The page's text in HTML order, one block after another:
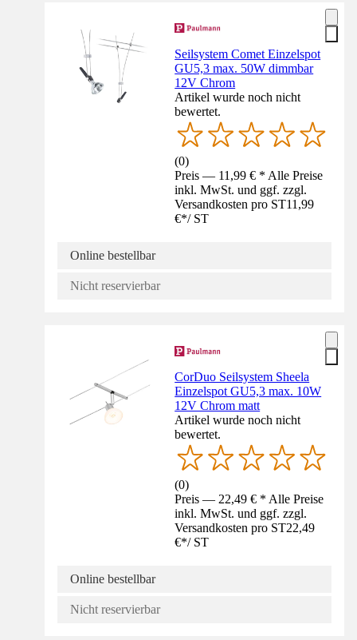
Seilsystem Comet Einzelspot
GU5,3 max. 50W dimmbar
12V Chrom
Artikel wurde noch nicht
bewertet.
(0)
Preis — 11,99 € * Alle Preise
inkl. MwSt. und ggf. zzgl.
Versandkosten pro ST11,99
€*/ ST
Online bestellbar
Nicht reservierbar
CorDuo Seilsystem Sheela
Einzelspot GU5,3 max. 10W
12V Chrom matt
Artikel wurde noch nicht
bewertet.
(0)
Preis — 22,49 € * Alle Preise
inkl. MwSt. und ggf. zzgl.
Versandkosten pro ST22,49
€*/ ST
Online bestellbar
Nicht reservierbar